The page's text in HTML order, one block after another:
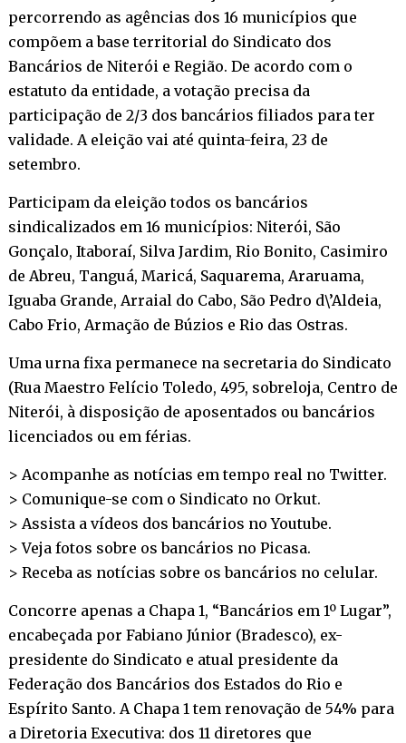
percorrendo as agências dos 16 municípios que
compõem a base territorial do Sindicato dos
Bancários de Niterói e Região. De acordo com o
estatuto da entidade, a votação precisa da
participação de 2/3 dos bancários filiados para ter
validade. A eleição vai até quinta-feira, 23 de
setembro.
Participam da eleição todos os bancários
sindicalizados em 16 municípios: Niterói, São
Gonçalo, Itaboraí, Silva Jardim, Rio Bonito, Casimiro
de Abreu, Tanguá, Maricá, Saquarema, Araruama,
Iguaba Grande, Arraial do Cabo, São Pedro d\’Aldeia,
Cabo Frio, Armação de Búzios e Rio das Ostras.
Uma urna fixa permanece na secretaria do Sindicato
(Rua Maestro Felício Toledo, 495, sobreloja, Centro de
Niterói, à disposição de aposentados ou bancários
licenciados ou em férias.
> Acompanhe as notícias em tempo real no Twitter.
> Comunique-se com o Sindicato no Orkut.
> Assista a vídeos dos bancários noYoutube.
> Veja fotos sobre os bancários no Picasa.
> Receba as notícias sobre os bancários no celular.
Concorre apenas a Chapa 1, “Bancários em 1º Lugar”,
encabeçada por Fabiano Júnior (Bradesco), ex-
presidente do Sindicato e atual presidente da
Federação dos Bancários dos Estados do Rio e
Espírito Santo. A Chapa 1 tem renovação de 54% para
a Diretoria Executiva: dos 11 diretores que